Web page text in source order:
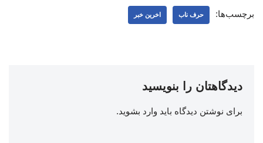
برچسب‌ها: حرف ناب اخرین خبر
دیدگاهتان را بنویسید
برای نوشتن دیدگاه باید وارد بشوید.